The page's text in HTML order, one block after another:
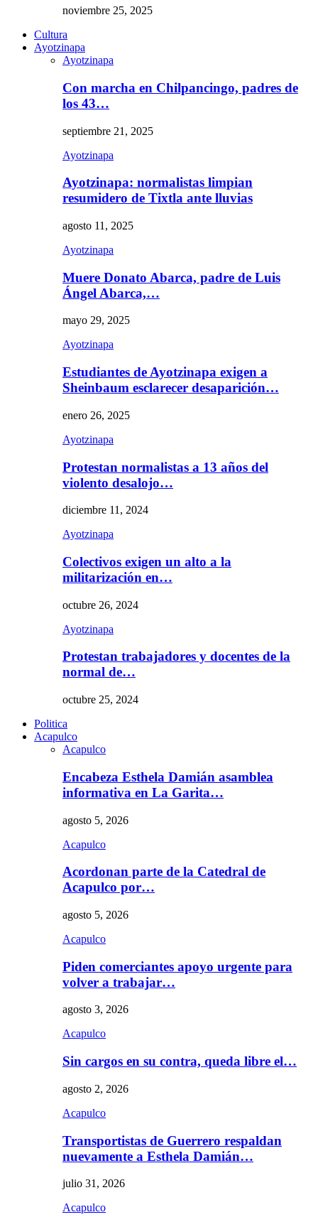
noviembre 25, 2025
Cultura
Ayotzinapa
Ayotzinapa
Con marcha en Chilpancingo, padres de
los 43…
septiembre 21, 2025
Ayotzinapa
Ayotzinapa: normalistas limpian
resumidero de Tixtla ante lluvias
agosto 11, 2025
Ayotzinapa
Muere Donato Abarca, padre de Luis
Ángel Abarca,…
mayo 29, 2025
Ayotzinapa
Estudiantes de Ayotzinapa exigen a
Sheinbaum esclarecer desaparición…
enero 26, 2025
Ayotzinapa
Protestan normalistas a 13 años del
violento desalojo…
diciembre 11, 2024
Ayotzinapa
Colectivos exigen un alto a la
militarización en…
octubre 26, 2024
Ayotzinapa
Protestan trabajadores y docentes de la
normal de…
octubre 25, 2024
Politica
Acapulco
Acapulco
Encabeza Esthela Damián asamblea
informativa en La Garita…
agosto 5, 2026
Acapulco
Acordonan parte de la Catedral de
Acapulco por…
agosto 5, 2026
Acapulco
Piden comerciantes apoyo urgente para
volver a trabajar…
agosto 3, 2026
Acapulco
Sin cargos en su contra, queda libre el…
agosto 2, 2026
Acapulco
Transportistas de Guerrero respaldan
nuevamente a Esthela Damián…
julio 31, 2026
Acapulco